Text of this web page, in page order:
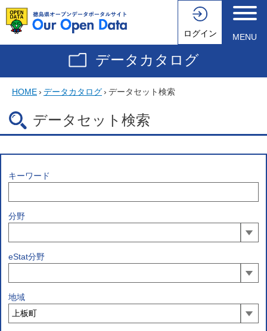
ログイン MENU
データカタログ
HOME› データカタログ› データセット検索
データセット検索
キーワード
分野
eStat分野
地域